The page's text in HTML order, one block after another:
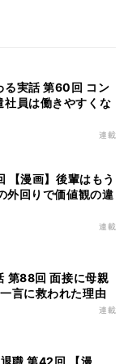
る実話 第60回 コン
社員は働きやすくな
連載
【漫画】後輩はもう
外回りで価値観の違
連載
第88回 面接に母親
言に救われた理由
連載